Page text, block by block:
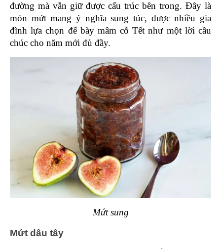
đường mà vẫn giữ được cấu trúc bên trong. Đây là
món mứt mang ý nghĩa sung túc, được nhiều gia
đình lựa chọn để bày mâm cỗ Tết như một lời cầu
chúc cho năm mới đủ đầy.
Mứt sung
Mứt dâu tây